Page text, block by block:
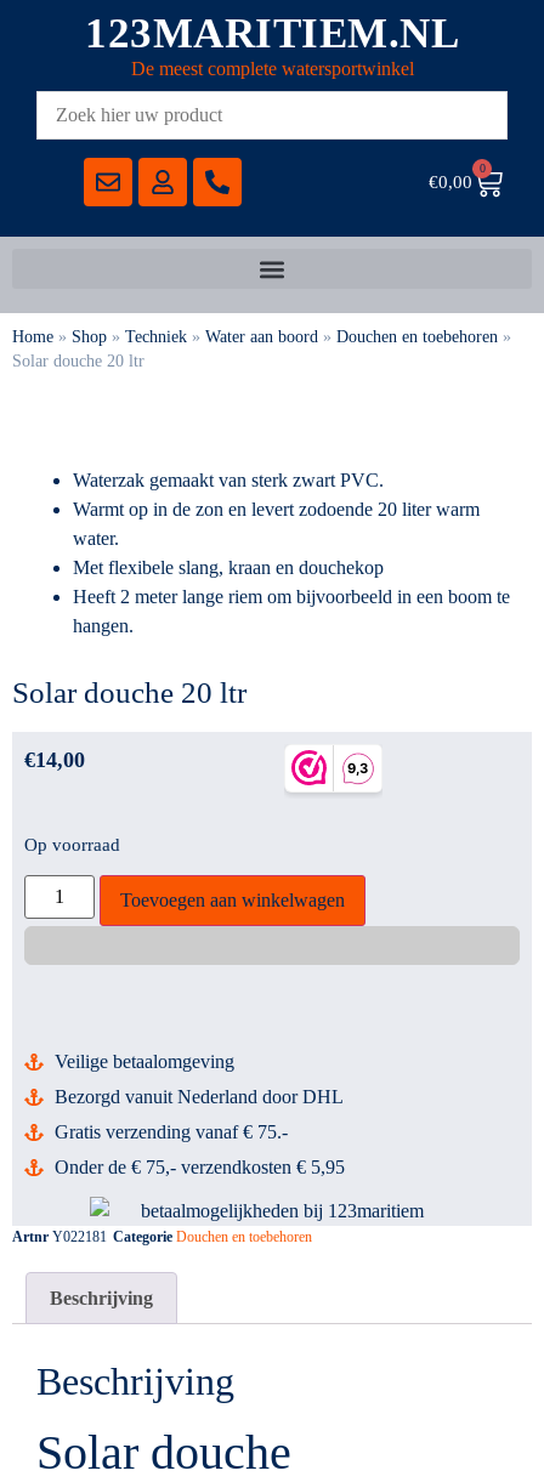
123MARITIEM.NL
De meest complete watersportwinkel
€0,00
0
Home » Shop » Techniek » Water aan boord » Douchen en toebehoren »
Solar douche 20 ltr
Waterzak gemaakt van sterk zwart PVC.
Warmt op in de zon en levert zodoende 20 liter warm
water.
Met flexibele slang, kraan en douchekop
Heeft 2 meter lange riem om bijvoorbeeld in een boom te
hangen.
Solar douche 20 ltr
€14,00
Op voorraad
Toevoegen aan winkelwagen
Veilige betaalomgeving
Bezorgd vanuit Nederland door DHL
Gratis verzending vanaf € 75.-
Onder de € 75,- verzendkosten € 5,95
Artnr Y022181 Categorie Douchen en toebehoren
Beschrijving
Beschrijving
Solar douche